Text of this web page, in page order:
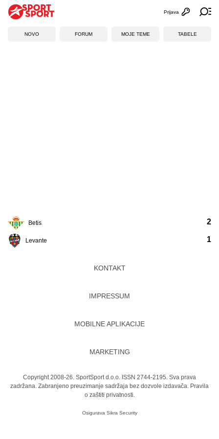
Otvori
Prijava
NOVO FORUM MOJE TEME TABELE
Betis
Levante
2
1
KONTAKT
IMPRESSUM
MOBILNE APLIKACIJE
MARKETING
Copyright 2008-26. SportSport d.o.o. ISSN 2744-2195. Sva prava
zadržana. Zabranjeno preuzimanje sadržaja bez dozvole izdavača. Pravila
o zaštiti privatnosti.
Osigurava Sikra Security